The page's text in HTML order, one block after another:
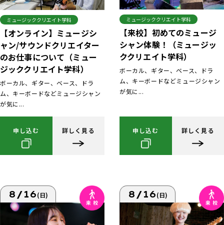
ミュージッククリエイト学科
【オンライン】ミュージシ
ャン/サウンドクリエイター
のお仕事について（ミュー
ジッククリエイト学科）
ボーカル、ギター、ベース、ドラ
ム、キーボードなどミュージシャン
が気に...
申し込む 詳しく見る
ミュージッククリエイト学科
【来校】初めてのミュージ
シャン体験！（ミュージッ
ククリエイト学科）
ボーカル、ギター、ベース、ドラ
ム、キーボードなどミュージシャン
が気に...
申し込む 詳しく見る
8/16(日) 8/16(日)